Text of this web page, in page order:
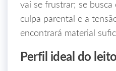
vai se frustrar; se busca
culpa parental e a
encontrará material
Perfil ideal do